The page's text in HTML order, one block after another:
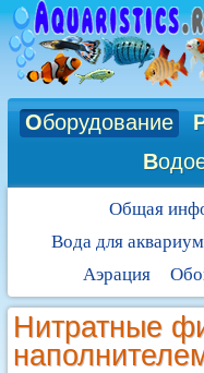
Оборудование
В
Общая
Вода для
Аэрация
Нитратные